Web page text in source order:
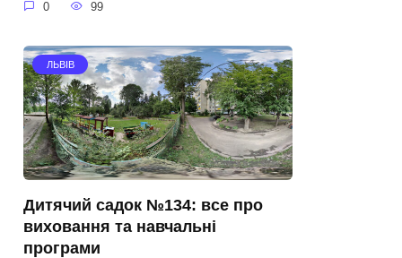
0 99
ЛЬВІВ
Дитячий садок №134: все про
виховання та навчальні
програми